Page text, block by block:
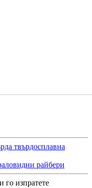
твърдосплавна
райбери
изпратете